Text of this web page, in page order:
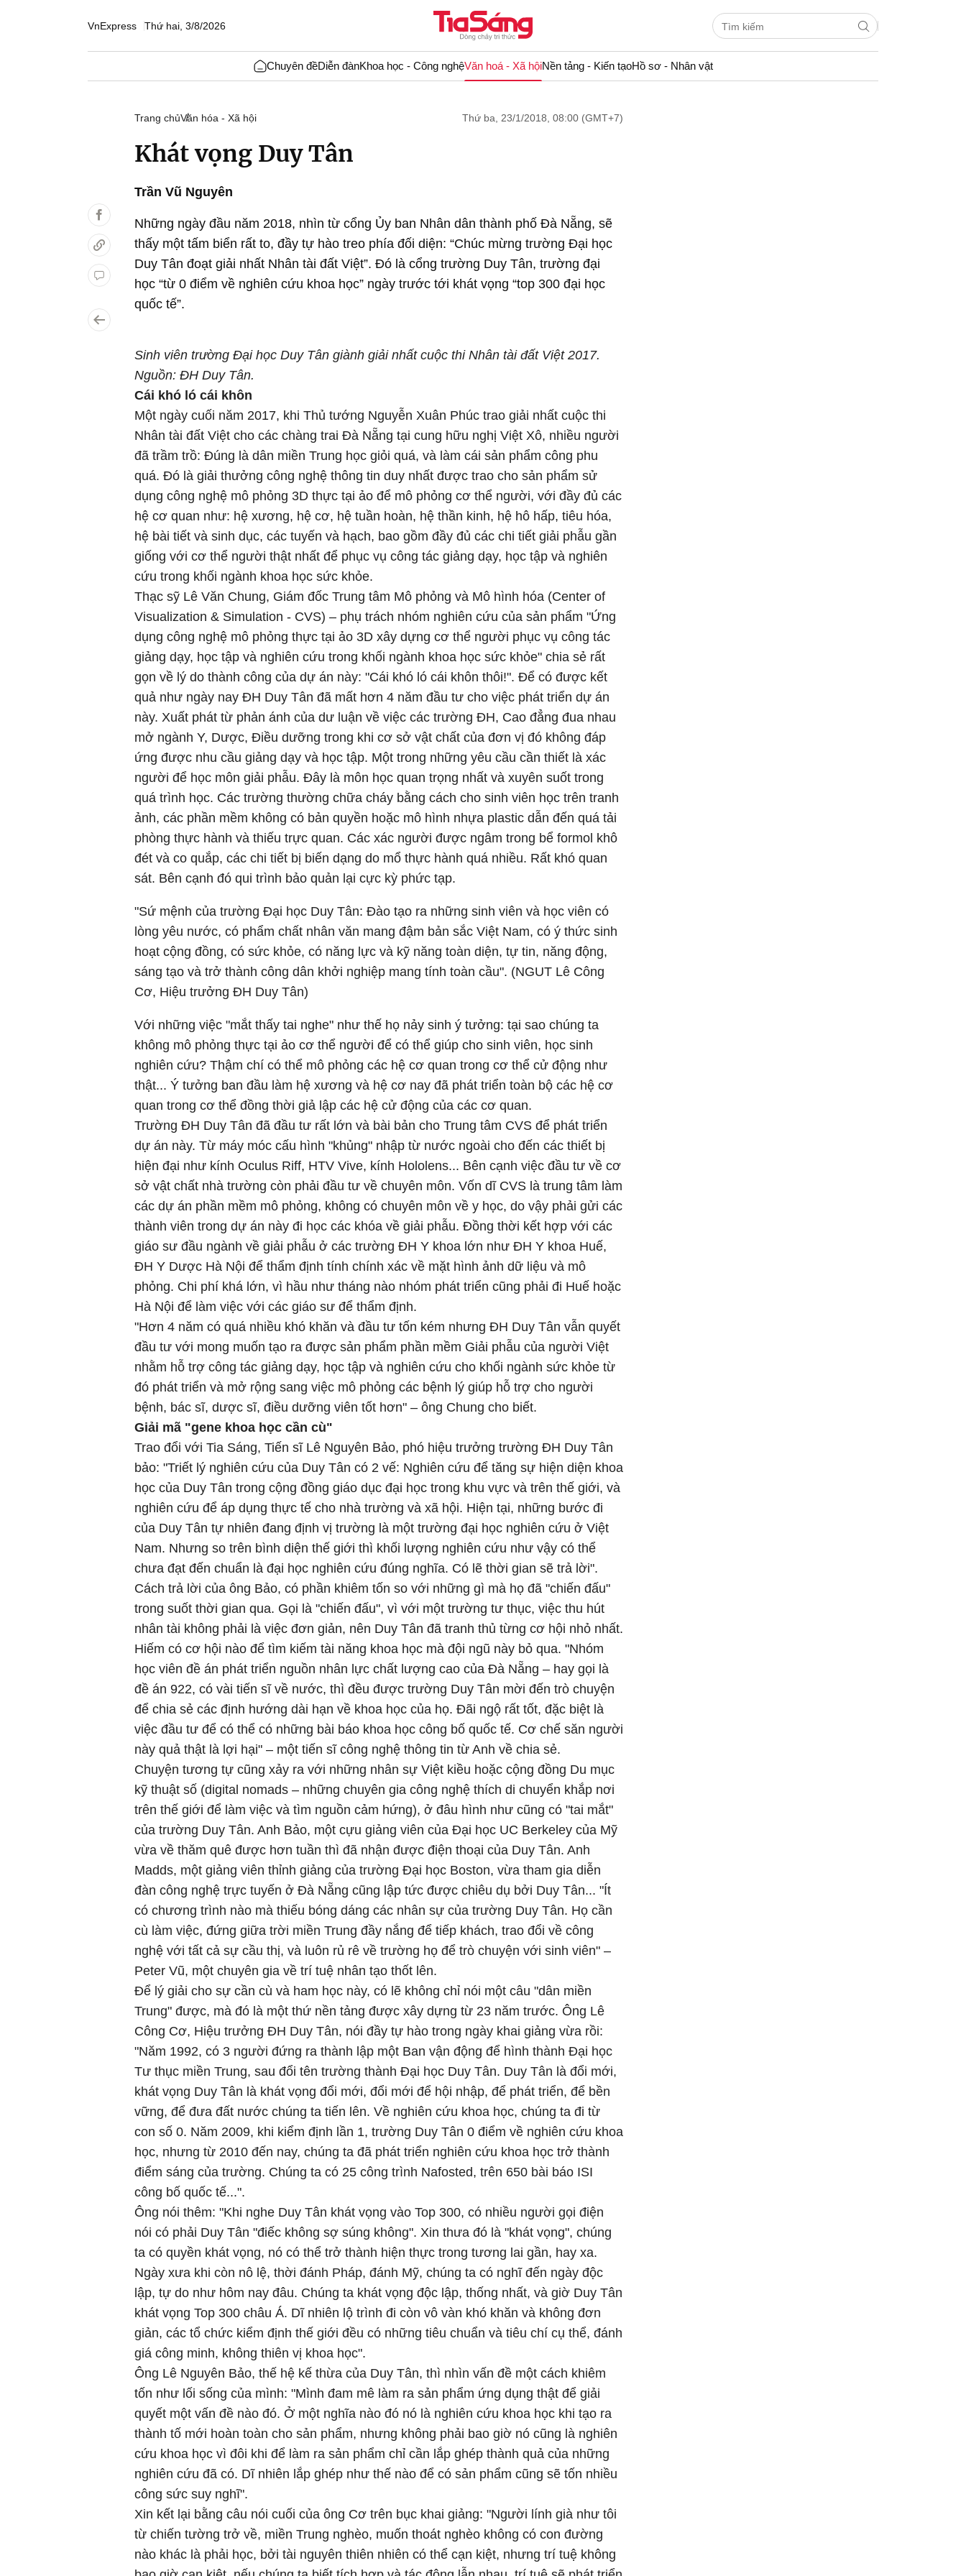
VnExpress Thứ hai, 3/8/2026
Chuyên đềDiễn đànKhoa học - Công nghệVăn hoá - Xã hộiNền tảng - Kiến tạoHồ sơ - Nhân vật
Trang chủVăn hóa - Xã hội Thứ ba, 23/1/2018, 08:00 (GMT+7)
Khát vọng Duy Tân
Trần Vũ Nguyên
Những ngày đầu năm 2018, nhìn từ cổng Ủy ban Nhân dân thành phố Đà Nẵng, sẽ
thấy một tấm biển rất to, đầy tự hào treo phía đối diện: “Chúc mừng trường Đại học
Duy Tân đoạt giải nhất Nhân tài đất Việt”. Đó là cổng trường Duy Tân, trường đại
học “từ 0 điểm về nghiên cứu khoa học” ngày trước tới khát vọng “top 300 đại học
quốc tế”.
Sinh viên trường Đại học Duy Tân giành giải nhất cuộc thi Nhân tài đất Việt 2017.
Nguồn: ĐH Duy Tân.
Cái khó ló cái khôn
Một ngày cuối năm 2017, khi Thủ tướng Nguyễn Xuân Phúc trao giải nhất cuộc thi
Nhân tài đất Việt cho các chàng trai Đà Nẵng tại cung hữu nghị Việt Xô, nhiều người
đã trầm trồ: Đúng là dân miền Trung học giỏi quá, và làm cái sản phẩm công phu
quá. Đó là giải thưởng công nghệ thông tin duy nhất được trao cho sản phẩm sử
dụng công nghệ mô phỏng 3D thực tại ảo để mô phỏng cơ thể người, với đầy đủ các
hệ cơ quan như: hệ xương, hệ cơ, hệ tuần hoàn, hệ thần kinh, hệ hô hấp, tiêu hóa,
hệ bài tiết và sinh dục, các tuyến và hạch, bao gồm đầy đủ các chi tiết giải phẫu gần
giống với cơ thể người thật nhất để phục vụ công tác giảng dạy, học tập và nghiên
cứu trong khối ngành khoa học sức khỏe.
Thạc sỹ Lê Văn Chung, Giám đốc Trung tâm Mô phỏng và Mô hình hóa (Center of
Visualization & Simulation - CVS) – phụ trách nhóm nghiên cứu của sản phẩm "Ứng
dụng công nghệ mô phỏng thực tại ảo 3D xây dựng cơ thể người phục vụ công tác
giảng dạy, học tập và nghiên cứu trong khối ngành khoa học sức khỏe" chia sẻ rất
gọn về lý do thành công của dự án này: "Cái khó ló cái khôn thôi!". Để có được kết
quả như ngày nay ĐH Duy Tân đã mất hơn 4 năm đầu tư cho việc phát triển dự án
này. Xuất phát từ phản ánh của dư luận về việc các trường ĐH, Cao đẳng đua nhau
mở ngành Y, Dược, Điều dưỡng trong khi cơ sở vật chất của đơn vị đó không đáp
ứng được nhu cầu giảng dạy và học tập. Một trong những yêu cầu cần thiết là xác
người để học môn giải phẫu. Đây là môn học quan trọng nhất và xuyên suốt trong
quá trình học. Các trường thường chữa cháy bằng cách cho sinh viên học trên tranh
ảnh, các phần mềm không có bản quyền hoặc mô hình nhựa plastic dẫn đến quá tải
phòng thực hành và thiếu trực quan. Các xác người được ngâm trong bể formol khô
đét và co quắp, các chi tiết bị biến dạng do mổ thực hành quá nhiều. Rất khó quan
sát. Bên cạnh đó qui trình bảo quản lại cực kỳ phức tạp.
"Sứ mệnh của trường Đại học Duy Tân: Đào tạo ra những sinh viên và học viên có
lòng yêu nước, có phẩm chất nhân văn mang đậm bản sắc Việt Nam, có ý thức sinh
hoạt cộng đồng, có sức khỏe, có năng lực và kỹ năng toàn diện, tự tin, năng động,
sáng tạo và trở thành công dân khởi nghiệp mang tính toàn cầu". (NGUT Lê Công
Cơ, Hiệu trưởng ĐH Duy Tân)
Với những việc "mắt thấy tai nghe" như thế họ nảy sinh ý tưởng: tại sao chúng ta
không mô phỏng thực tại ảo cơ thể người để có thể giúp cho sinh viên, học sinh
nghiên cứu? Thậm chí có thể mô phỏng các hệ cơ quan trong cơ thể cử động như
thật... Ý tưởng ban đầu làm hệ xương và hệ cơ nay đã phát triển toàn bộ các hệ cơ
quan trong cơ thể đồng thời giả lập các hệ cử động của các cơ quan.
Trường ĐH Duy Tân đã đầu tư rất lớn và bài bản cho Trung tâm CVS để phát triển
dự án này. Từ máy móc cấu hình "khủng" nhập từ nước ngoài cho đến các thiết bị
hiện đại như kính Oculus Riff, HTV Vive, kính Hololens... Bên cạnh việc đầu tư về cơ
sở vật chất nhà trường còn phải đầu tư về chuyên môn. Vốn dĩ CVS là trung tâm làm
các dự án phần mềm mô phỏng, không có chuyên môn về y học, do vậy phải gửi các
thành viên trong dự án này đi học các khóa về giải phẫu. Đồng thời kết hợp với các
giáo sư đầu ngành về giải phẫu ở các trường ĐH Y khoa lớn như ĐH Y khoa Huế,
ĐH Y Dược Hà Nội để thẩm định tính chính xác về mặt hình ảnh dữ liệu và mô
phỏng. Chi phí khá lớn, vì hầu như tháng nào nhóm phát triển cũng phải đi Huế hoặc
Hà Nội để làm việc với các giáo sư để thẩm định.
"Hơn 4 năm có quá nhiều khó khăn và đầu tư tốn kém nhưng ĐH Duy Tân vẫn quyết
đầu tư với mong muốn tạo ra được sản phẩm phần mềm Giải phẫu của người Việt
nhằm hỗ trợ công tác giảng dạy, học tập và nghiên cứu cho khối ngành sức khỏe từ
đó phát triển và mở rộng sang việc mô phỏng các bệnh lý giúp hỗ trợ cho người
bệnh, bác sĩ, dược sĩ, điều dưỡng viên tốt hơn" – ông Chung cho biết.
Giải mã "gene khoa học cần cù"
Trao đổi với Tia Sáng, Tiến sĩ Lê Nguyên Bảo, phó hiệu trưởng trường ĐH Duy Tân
bảo: "Triết lý nghiên cứu của Duy Tân có 2 vế: Nghiên cứu để tăng sự hiện diện khoa
học của Duy Tân trong cộng đồng giáo dục đại học trong khu vực và trên thế giới, và
nghiên cứu để áp dụng thực tế cho nhà trường và xã hội. Hiện tại, những bước đi
của Duy Tân tự nhiên đang định vị trường là một trường đại học nghiên cứu ở Việt
Nam. Nhưng so trên bình diện thế giới thì khối lượng nghiên cứu như vậy có thể
chưa đạt đến chuẩn là đại học nghiên cứu đúng nghĩa. Có lẽ thời gian sẽ trả lời".
Cách trả lời của ông Bảo, có phần khiêm tốn so với những gì mà họ đã "chiến đấu"
trong suốt thời gian qua. Gọi là "chiến đấu", vì với một trường tư thục, việc thu hút
nhân tài không phải là việc đơn giản, nên Duy Tân đã tranh thủ từng cơ hội nhỏ nhất.
Hiếm có cơ hội nào để tìm kiếm tài năng khoa học mà đội ngũ này bỏ qua. "Nhóm
học viên đề án phát triển nguồn nhân lực chất lượng cao của Đà Nẵng – hay gọi là
đề án 922, có vài tiến sĩ về nước, thì đều được trường Duy Tân mời đến trò chuyện
để chia sẻ các định hướng dài hạn về khoa học của họ. Đãi ngộ rất tốt, đặc biệt là
việc đầu tư để có thể có những bài báo khoa học công bố quốc tế. Cơ chế săn người
này quả thật là lợi hại" – một tiến sĩ công nghệ thông tin từ Anh về chia sẻ.
Chuyện tương tự cũng xảy ra với những nhân sự Việt kiều hoặc cộng đồng Du mục
kỹ thuật số (digital nomads – những chuyên gia công nghệ thích di chuyển khắp nơi
trên thế giới để làm việc và tìm nguồn cảm hứng), ở đâu hình như cũng có "tai mắt"
của trường Duy Tân. Anh Bảo, một cựu giảng viên của Đại học UC Berkeley của Mỹ
vừa về thăm quê được hơn tuần thì đã nhận được điện thoại của Duy Tân. Anh
Madds, một giảng viên thỉnh giảng của trường Đại học Boston, vừa tham gia diễn
đàn công nghệ trực tuyến ở Đà Nẵng cũng lập tức được chiêu dụ bởi Duy Tân... "Ít
có chương trình nào mà thiếu bóng dáng các nhân sự của trường Duy Tân. Họ cần
cù làm việc, đứng giữa trời miền Trung đầy nắng để tiếp khách, trao đổi về công
nghệ với tất cả sự cầu thị, và luôn rủ rê về trường họ để trò chuyện với sinh viên" –
Peter Vũ, một chuyên gia về trí tuệ nhân tạo thốt lên.
Để lý giải cho sự cần cù và ham học này, có lẽ không chỉ nói một câu "dân miền
Trung" được, mà đó là một thứ nền tảng được xây dựng từ 23 năm trước. Ông Lê
Công Cơ, Hiệu trưởng ĐH Duy Tân, nói đầy tự hào trong ngày khai giảng vừa rồi:
"Năm 1992, có 3 người đứng ra thành lập một Ban vận động để hình thành Đại học
Tư thục miền Trung, sau đổi tên trường thành Đại học Duy Tân. Duy Tân là đổi mới,
khát vọng Duy Tân là khát vọng đổi mới, đổi mới để hội nhập, để phát triển, để bền
vững, để đưa đất nước chúng ta tiến lên. Về nghiên cứu khoa học, chúng ta đi từ
con số 0. Năm 2009, khi kiểm định lần 1, trường Duy Tân 0 điểm về nghiên cứu khoa
học, nhưng từ 2010 đến nay, chúng ta đã phát triển nghiên cứu khoa học trở thành
điểm sáng của trường. Chúng ta có 25 công trình Nafosted, trên 650 bài báo ISI
công bố quốc tế...".
Ông nói thêm: "Khi nghe Duy Tân khát vọng vào Top 300, có nhiều người gọi điện
nói có phải Duy Tân "điếc không sợ súng không". Xin thưa đó là "khát vọng", chúng
ta có quyền khát vọng, nó có thể trở thành hiện thực trong tương lai gần, hay xa.
Ngày xưa khi còn nô lệ, thời đánh Pháp, đánh Mỹ, chúng ta có nghĩ đến ngày độc
lập, tự do như hôm nay đâu. Chúng ta khát vọng độc lập, thống nhất, và giờ Duy Tân
khát vọng Top 300 châu Á. Dĩ nhiên lộ trình đi còn vô vàn khó khăn và không đơn
giản, các tổ chức kiểm định thế giới đều có những tiêu chuẩn và tiêu chí cụ thể, đánh
giá công minh, không thiên vị khoa học".
Ông Lê Nguyên Bảo, thế hệ kế thừa của Duy Tân, thì nhìn vấn đề một cách khiêm
tốn như lối sống của mình: "Mình đam mê làm ra sản phẩm ứng dụng thật để giải
quyết một vấn đề nào đó. Ở một nghĩa nào đó nó là nghiên cứu khoa học khi tạo ra
thành tố mới hoàn toàn cho sản phẩm, nhưng không phải bao giờ nó cũng là nghiên
cứu khoa học vì đôi khi để làm ra sản phẩm chỉ cần lắp ghép thành quả của những
nghiên cứu đã có. Dĩ nhiên lắp ghép như thế nào để có sản phẩm cũng sẽ tốn nhiều
công sức suy nghĩ".
Xin kết lại bằng câu nói cuối của ông Cơ trên bục khai giảng: "Người lính già như tôi
từ chiến tường trở về, miền Trung nghèo, muốn thoát nghèo không có con đường
nào khác là phải học, bởi tài nguyên thiên nhiên có thể cạn kiệt, nhưng trí tuệ không